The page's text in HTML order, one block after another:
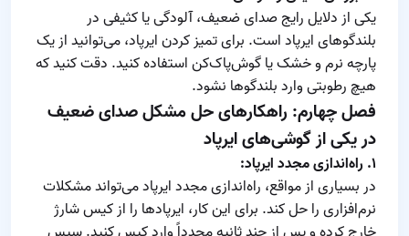
یکی از دلایل رایج صدای ضعیف، آلودگی یا کثیفی در
بلندگوهای ایرپاد است. برای تمیز کردن ایرپاد، می‌توانید از یک
پارچه نرم و خشک یا گوش‌پاک‌کن استفاده کنید. دقت کنید که
هیچ رطوبتی وارد بلندگوها نشود.
فصل چهارم: راهکارهای حل مشکل صدای ضعیف
در یکی از گوشی‌های ایرپاد
۱. راه‌اندازی مجدد ایرپاد:
در بسیاری از مواقع، راه‌اندازی مجدد ایرپاد می‌تواند مشکلات
نرم‌افزاری را حل کند. برای این کار، ایرپادها را از کیس شارژ